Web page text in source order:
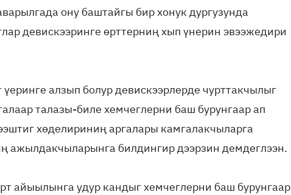
ону баштайгы бир хонук дургузунда
девискээринге өрттерниң хып үнерин эвээжедири
үеринге алзып болур девискээрлерде чурттакчылыг
талазы-биле хемчеглерни баш бурунгаар ап
хөделириниң аргалары камгалакчыларга
ажылдакчыларынга билдингир дээрзин демдеглээн.
айыылынга удур кандыг хемчеглерни баш бурунгаар